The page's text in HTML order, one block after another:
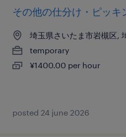
その他の仕分け・ピッキ
埼玉県さいたま市岩槻区,
temporary
¥1400.00 per hour
posted 24 june 2026